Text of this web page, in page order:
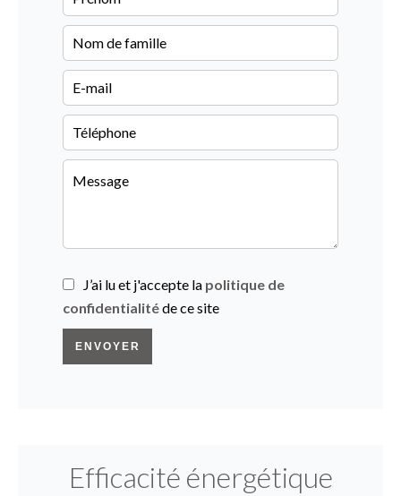
J’ai lu et j'accepte la politique de
confidentialitéde ce site
ENVOYER
Efficacité énergétique